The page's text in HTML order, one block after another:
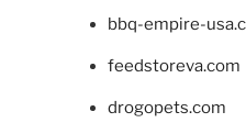
bbq-empire-
feedstoreva.com
drogopets.com